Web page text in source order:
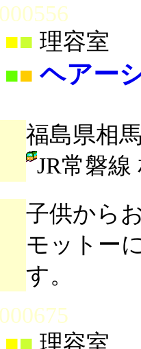
■ 理容室
■■ ヘアー
福島県相
JR常磐線
子供から
モットー
す。
■ 理容室